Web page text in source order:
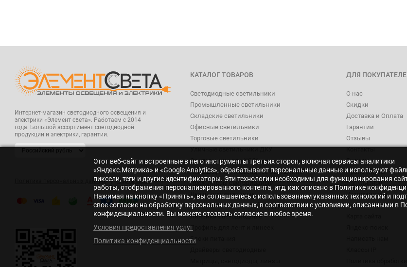
Интернет-магазин светодиодного освещения и
электрики «Элемент света». Работаем с 2014
года. Большой ассортимент светодиодной
продукции и электрики, гарантии.
Политика персональных данных | Карта сайта
КАТАЛОГ ТОВАРОВ
Светодиодные светильники
Промышленные светильники
Складские светильники
Офисные светильники
Торговые светильники
Уличные светильники ДКУ
Светильники для ЖКХ
Ландшафтное и фасадное освещение
Прожекторы светодиодные
Ленты светодиодные
Гибкий неон (неоновый шнур)
Линейки светодиодные
Профиль для лент и линеек
Блоки питания
ДЛЯ
О нас
Скидки
Доставка и Оплата
Гарантии
Отзывы
Контакты
Бренды
Прайс-листы
Популярное
Рекомендуем
Как оставить отзыв
Этот веб-сайт и встроенные в него инструменты третьих сторон, включая сервисы аналитики
«Яндекс.Метрика» и «Google Analytics», обрабатывают персональные данные и используют
пиксели, теги и другие идентификаторы. Эти технологии необходимы для функционирования
работы, отображения персонализированного контента, итд, как описано в Политике
Нажимая на кнопку «Принять», вы соглашаетесь с использованием указанных технологий и
свое согласие на обработку персональных данных, в соответствии с условиями, описанными в
конфиденциальности. Вы можете отозвать согласие в любое время.
Условия предоставления услуг
Политика конфиденциальности